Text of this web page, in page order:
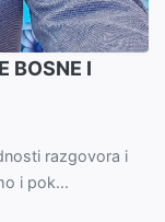
BOSNE I
razgovora i
i pok...